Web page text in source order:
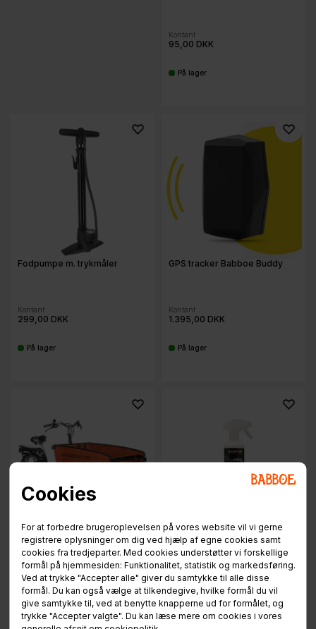
Cookies
For at forbedre brugeroplevelsen på vores website vil vi gerne
registrere oplysninger om dig ved hjælp af egne cookies samt
cookies fra tredjeparter. Med cookies understøtter vi forskellige
formål på hjemmesiden: Funktionalitet, statistik og markedsføring.
Ved at trykke "Accepter alle" giver du samtykke til alle disse
formål. Du kan også vælge at tilkendegive, hvilke formål du vil
give samtykke til, ved at benytte knapperne ud for formålet, og
trykke "Accepter valgte". Du kan læse mere om cookies i vores
Kontant
95,00 DKK
På lager
Fodpumpe m. trykmåler
Kontant
299,00 DKK
På lager
GPS tracker Babboe Buddy
Kontant
1.395,00 DKK
På lager
Kantbånd - Big
Kontant
245,00 DKK
På lager
MOTIP Bio Cleanser
85,00 DKK